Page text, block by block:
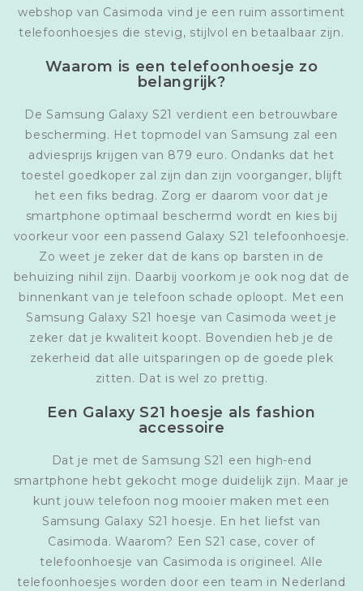
webshop van Casimoda vind je een ruim assortiment
telefoonhoesjes die stevig, stijlvol en betaalbaar zijn.
Waarom is een telefoonhoesje zo
belangrijk?
De Samsung Galaxy S21 verdient een betrouwbare
bescherming. Het topmodel van Samsung zal een
adviesprijs krijgen van 879 euro. Ondanks dat het
toestel goedkoper zal zijn dan zijn voorganger, blijft
het een fiks bedrag. Zorg er daarom voor dat je
smartphone optimaal beschermd wordt en kies bij
voorkeur voor een passend Galaxy S21 telefoonhoesje.
Zo weet je zeker dat de kans op barsten in de
behuizing nihil zijn. Daarbij voorkom je ook nog dat de
binnenkant van je telefoon schade oploopt. Met een
Samsung Galaxy S21 hoesje van Casimoda weet je
zeker dat je kwaliteit koopt. Bovendien heb je de
zekerheid dat alle uitsparingen op de goede plek
zitten. Dat is wel zo prettig.
Een Galaxy S21 hoesje als fashion
accessoire
Dat je met de Samsung S21 een high-end
smartphone hebt gekocht moge duidelijk zijn. Maar je
kunt jouw telefoon nog mooier maken met een
Samsung Galaxy S21 hoesje. En het liefst van
Casimoda. Waarom? Een S21 case, cover of
telefoonhoesje van Casimoda is origineel. Alle
telefoonhoesjes worden door een team in Nederland